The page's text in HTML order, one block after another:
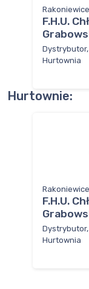
F.H.U.
Hurtownia
Hurtownie:
F.H.U.
Hurtownia